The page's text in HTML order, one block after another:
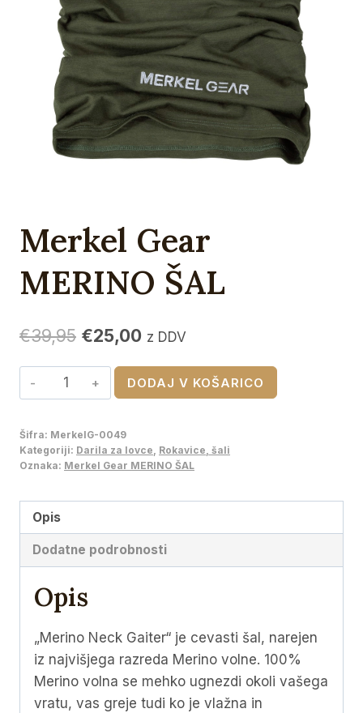
Merkel Gear
MERINO ŠAL
€39,95 Izvirna
cena
je
€39,95.
€25,00 Trenutna
cena
je:
z DDV
Merkel
Gear
ŠAL
količina
DODAJ V KOŠARICO
Šifra: MerkelG-0049
Kategoriji: Darila za lovce Rokavice, šali
Oznaka: Merkel Gear MERINO ŠAL
Opis
Dodatne podrobnosti
Opis
„Merino Neck Gaiter“ je cevasti šal, narejen
iz najvišjega razreda Merino volne. 100%
Merino volna se mehko ugnezdi okoli vašega
vratu, vas greje tudi ko je vlažna in